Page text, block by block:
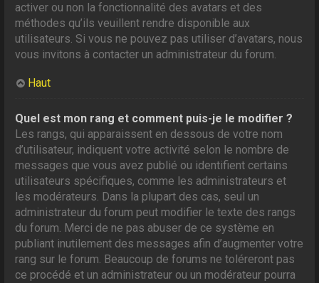
activer ou non la fonctionnalité des avatars et des
méthodes qu’ils veuillent rendre disponible aux
utilisateurs. Si vous ne pouvez pas utiliser d’avatars, nous
vous invitons à contacter un administrateur du forum.
Haut
Quel est mon rang et comment puis-je le modifier ?
Les rangs, qui apparaissent en dessous de votre nom
d’utilisateur, indiquent votre activité selon le nombre de
messages que vous avez publié ou identifient certains
utilisateurs spécifiques, comme les administrateurs et
les modérateurs. Dans la plupart des cas, seul un
administrateur du forum peut modifier le texte des rangs
du forum. Merci de ne pas abuser de ce système en
publiant inutilement des messages afin d’augmenter votre
rang sur le forum. Beaucoup de forums ne toléreront pas
ce procédé et un administrateur ou un modérateur pourra